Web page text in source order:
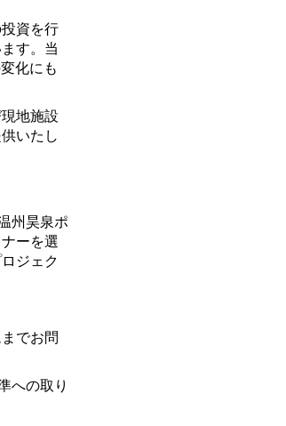
資を行
す。当
化にも
地施設
いたし
州昊泉ポ
ーを選
ジェク
でお問
への取り